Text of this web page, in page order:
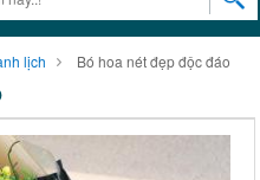
lịch Bó hoa nét đẹp độc đáo